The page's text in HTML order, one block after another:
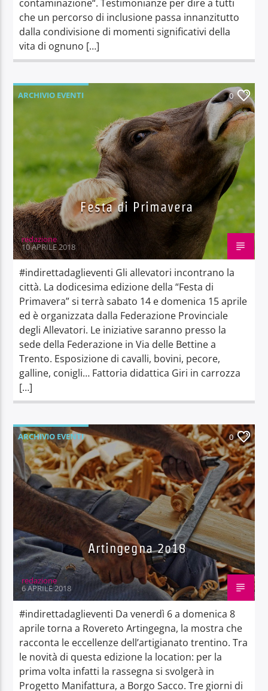
contaminazione“. Testimonianze per dire a tutti
che un percorso di inclusione passa innanzitutto
dalla condivisione di momenti significativi della
vita di ognuno […]
ARCHIVIO EVENTI 0
Festa di Primavera
redazione
10 APRILE 2018
#indirettadaglieventi Gli allevatori incontrano la
città. La dodicesima edizione della “Festa di
Primavera” si terrà sabato 14 e domenica 15 aprile
ed è organizzata dalla Federazione Provinciale
degli Allevatori. Le iniziative saranno presso la
sede della Federazione in Via delle Bettine a
Trento. Esposizione di cavalli, bovini, pecore,
galline, conigli… Fattoria didattica Giri in carrozza
[…]
ARCHIVIO EVENTI 0
Artingegna 2o18
redazione
6 APRILE 2018
#indirettadaglieventi Da venerdì 6 a domenica 8
aprile torna a Rovereto Artingegna, la mostra che
racconta le eccellenze dell’artigianato trentino. Tra
le novità di questa edizione la location: per la
prima volta infatti la rassegna si svolgerà in
Progetto Manifattura, a Borgo Sacco. Tre giorni di